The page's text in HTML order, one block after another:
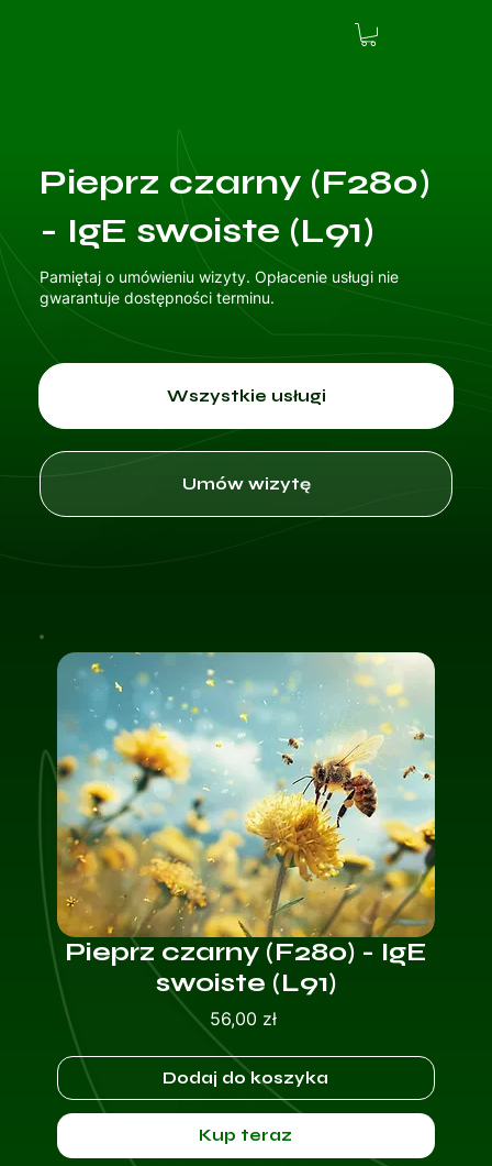
Pieprz czarny (F280)
- IgE swoiste (L91)
Pamiętaj o umówieniu wizyty. Opłacenie usługi nie
gwarantuje dostępności terminu.
Wszystkie usługi
Umów wizytę
Pieprz czarny (F280) - IgE
swoiste (L91)
56,00 złCena
Dodaj do koszyka
Kup teraz